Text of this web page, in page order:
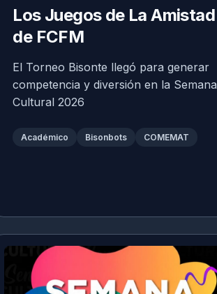
Los Juegos de La Amistad
de FCFM
El Torneo Bisonte llegó para generar
competencia y diversión en la Semana
Cultural 2026
Académico Bisonbots COMEMAT